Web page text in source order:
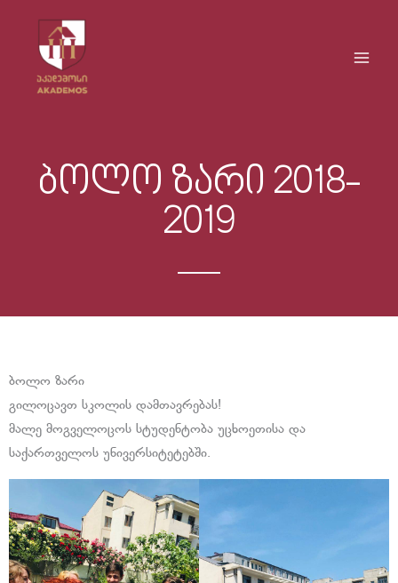
ბოლო ზარი 2018-
2019
ბოლო ზარი
გილოცავთ სკოლის დამთავრებას!
მალე მოგველოცოს სტუდენტობა უცხოეთისა და
საქართველოს უნივერსიტეტებში.